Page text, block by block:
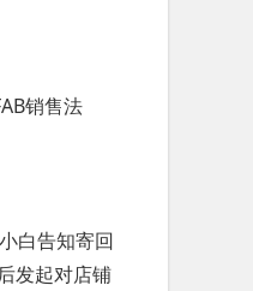
销售法
白告知寄回
发起对店铺